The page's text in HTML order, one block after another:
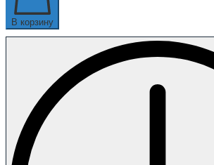
В корзину